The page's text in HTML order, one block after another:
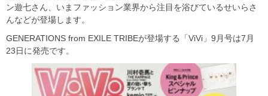
ン遊七さん、いまファッション業界から注目を浴びているせいらさ
んなどが登場します。
GENERATIONS from EXILE TRIBEが登場する「ViVi」9月号は7月
23日に発売です。